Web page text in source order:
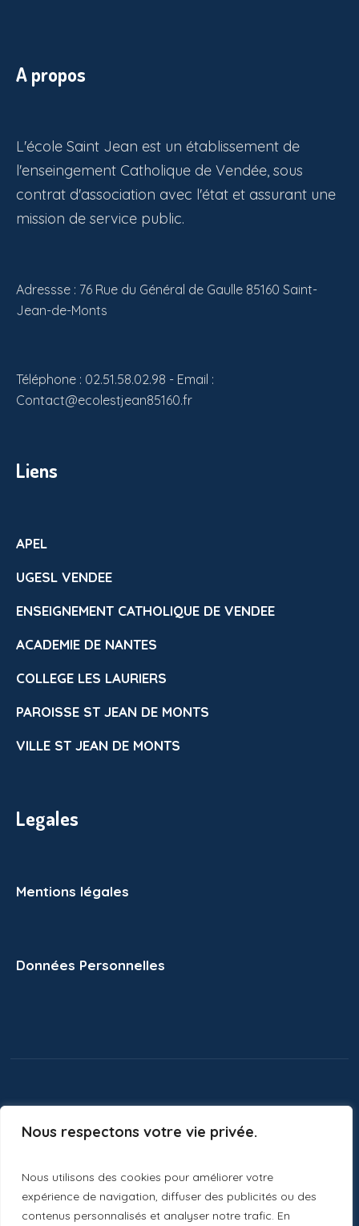
Nous respectons votre vie privée.
Nous utilisons des cookies pour améliorer votre
expérience de navigation, diffuser des publicités ou des
contenus personnalisés et analyser notre trafic. En
A propos
L'école Saint Jean est un établissement de
l'enseingement Catholique de Vendée, sous
contrat d'association avec l'état et assurant une
mission de service public.
Adressse : 76 Rue du Général de Gaulle 85160 Saint-
Jean-de-Monts
Téléphone : 02.51.58.02.98 - Email :
Contact@ecolestjean85160.fr
Liens
APEL
UGESL VENDEE
ENSEIGNEMENT CATHOLIQUE DE VENDEE
ACADEMIE DE NANTES
COLLEGE LES LAURIERS
PAROISSE ST JEAN DE MONTS
VILLE ST JEAN DE MONTS
Legales
Mentions légales
Données Personnelles